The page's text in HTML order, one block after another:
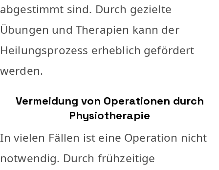
abgestimmt sind. Durch gezielte
Übungen und Therapien kann der
Heilungsprozess erheblich gefördert
werden.
Vermeidung von Operationen durch
Physiotherapie
In vielen Fällen ist eine Operation nicht
notwendig. Durch frühzeitige